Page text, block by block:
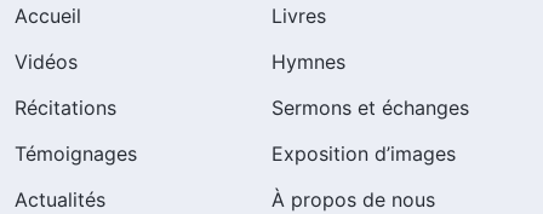
Accueil
Livres
Vidéos
Hymnes
Récitations
Sermons et échanges
Témoignages
Exposition d’images
Actualités
À propos de nous